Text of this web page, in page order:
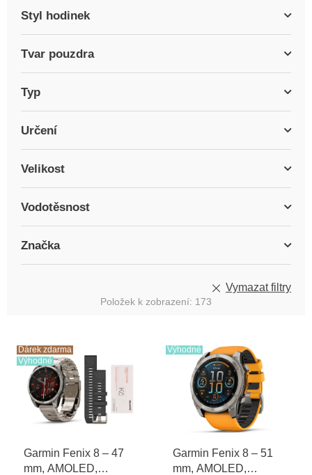
Styl hodinek
Tvar pouzdra
Typ
Určení
Velikost
Vodotěsnost
Značka
Vymazat filtry
Položek k zobrazení: 173
Dárek zdarma
Výhodné
Garmin Fenix 8 – 47
mm, AMOLED,
Výhodné
Garmin Fenix 8 – 51
mm, AMOLED,